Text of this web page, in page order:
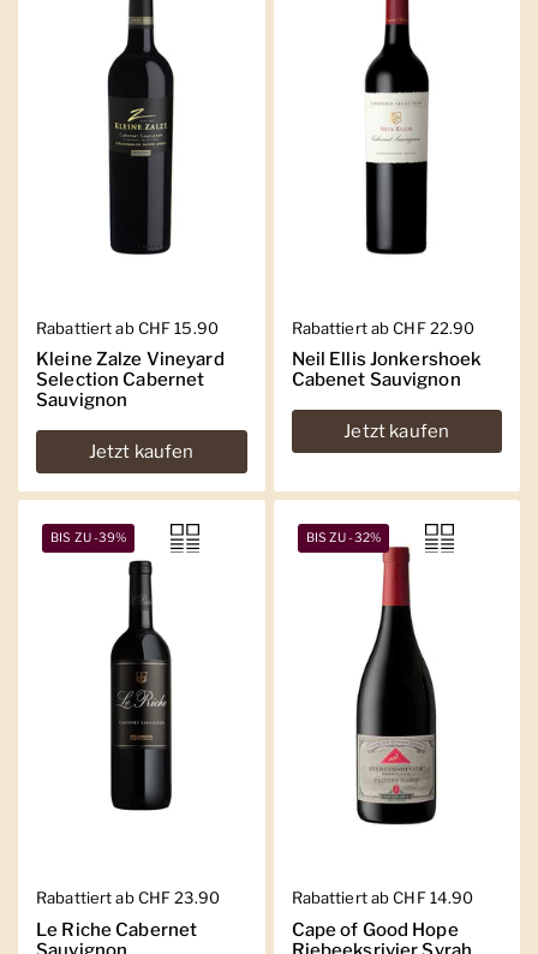
Regulärer Preis
Rabattiert ab CHF 15.90
Kleine Zalze Vineyard
Selection Cabernet
Sauvignon
Jetzt kaufen
Regulärer Preis
Rabattiert ab CHF 22.90
Neil Ellis Jonkershoek
Cabenet Sauvignon
Jetzt kaufen
Regulärer Preis
Rabattiert ab CHF 23.90
Le Riche Cabernet
BIS ZU -39%
Regulärer Preis
Rabattiert ab CHF 14.90
Cape of Good Hope
BIS ZU -32%